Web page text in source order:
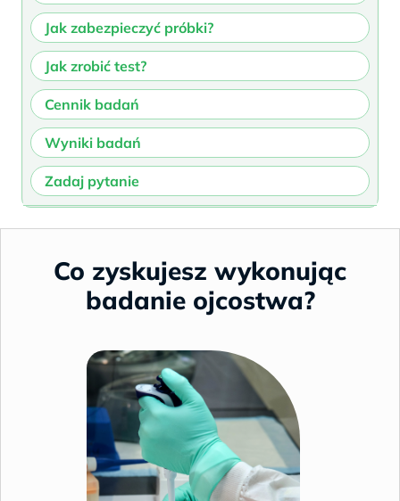
Jak zabezpieczyć próbki?
Jak zrobić test?
Cennik badań
Wyniki badań
Zadaj pytanie
Co zyskujesz wykonując
badanie ojcostwa?